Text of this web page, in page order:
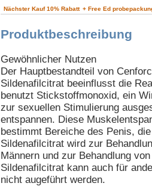
Nächster Kauf 10% Rabatt + Free Ed
Produktbeschreibung
Gewöhnlicher Nutzen
Der Hauptbestandteil von
Sildenafilcitrat beeinflusst die
benutzt Stickstoffmonoxid, ein
zur sexuellen Stimulierung
entspannen. Diese
bestimmt Bereiche des Penis,
Sildenafilcitrat wird zur
Männern und zur Behandlung
Sildenafilcitrat kann auch für
nicht augeführt werden.